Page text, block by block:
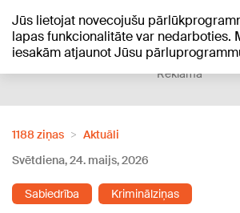
Jūs lietojat novecojušu
lapas funkcionalitāte var nedarboties.
iesakām atjaunot Jūsu
+13°C
Reklāma
1188 ziņas
Aktuāli
Svētdiena, 24. maijs, 2026
Sabiedrība Kriminālziņas